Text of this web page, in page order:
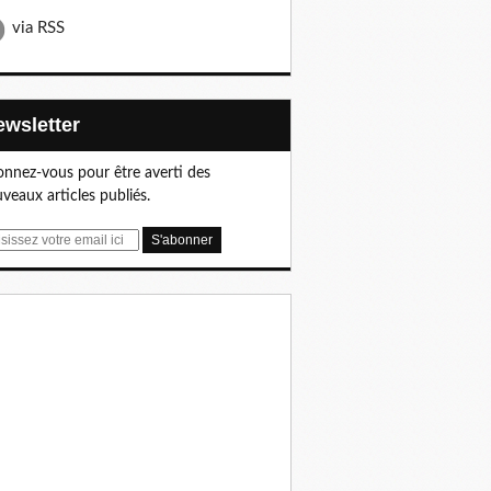
via RSS
vous pour être averti des
articles publiés.